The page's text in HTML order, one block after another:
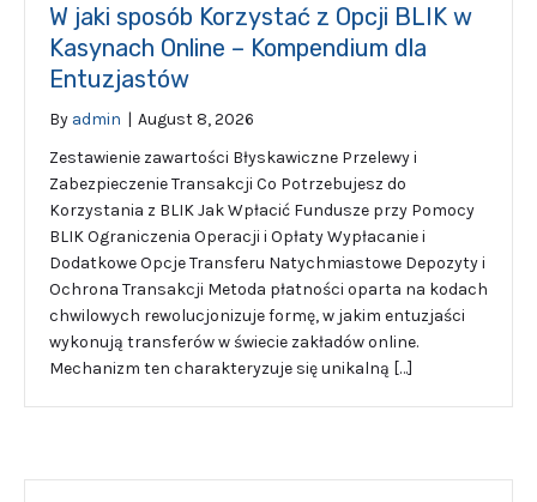
W jaki sposób Korzystać z Opcji BLIK w
Kasynach Online – Kompendium dla
Entuzjastów
By admin | August 8, 2026
Zestawienie zawartości Błyskawiczne Przelewy i
Zabezpieczenie Transakcji Co Potrzebujesz do
Korzystania z BLIK Jak Wpłacić Fundusze przy Pomocy
BLIK Ograniczenia Operacji i Opłaty Wypłacanie i
Dodatkowe Opcje Transferu Natychmiastowe Depozyty i
Ochrona Transakcji Metoda płatności oparta na kodach
chwilowych rewolucjonizuje formę, w jakim entuzjaści
wykonują transferów w świecie zakładów online.
Mechanizm ten charakteryzuje się unikalną […]